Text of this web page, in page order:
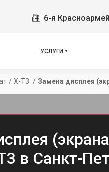
6-я
УСЛУГИ
/ X-T3 / Замена дисплея
в Санкт-